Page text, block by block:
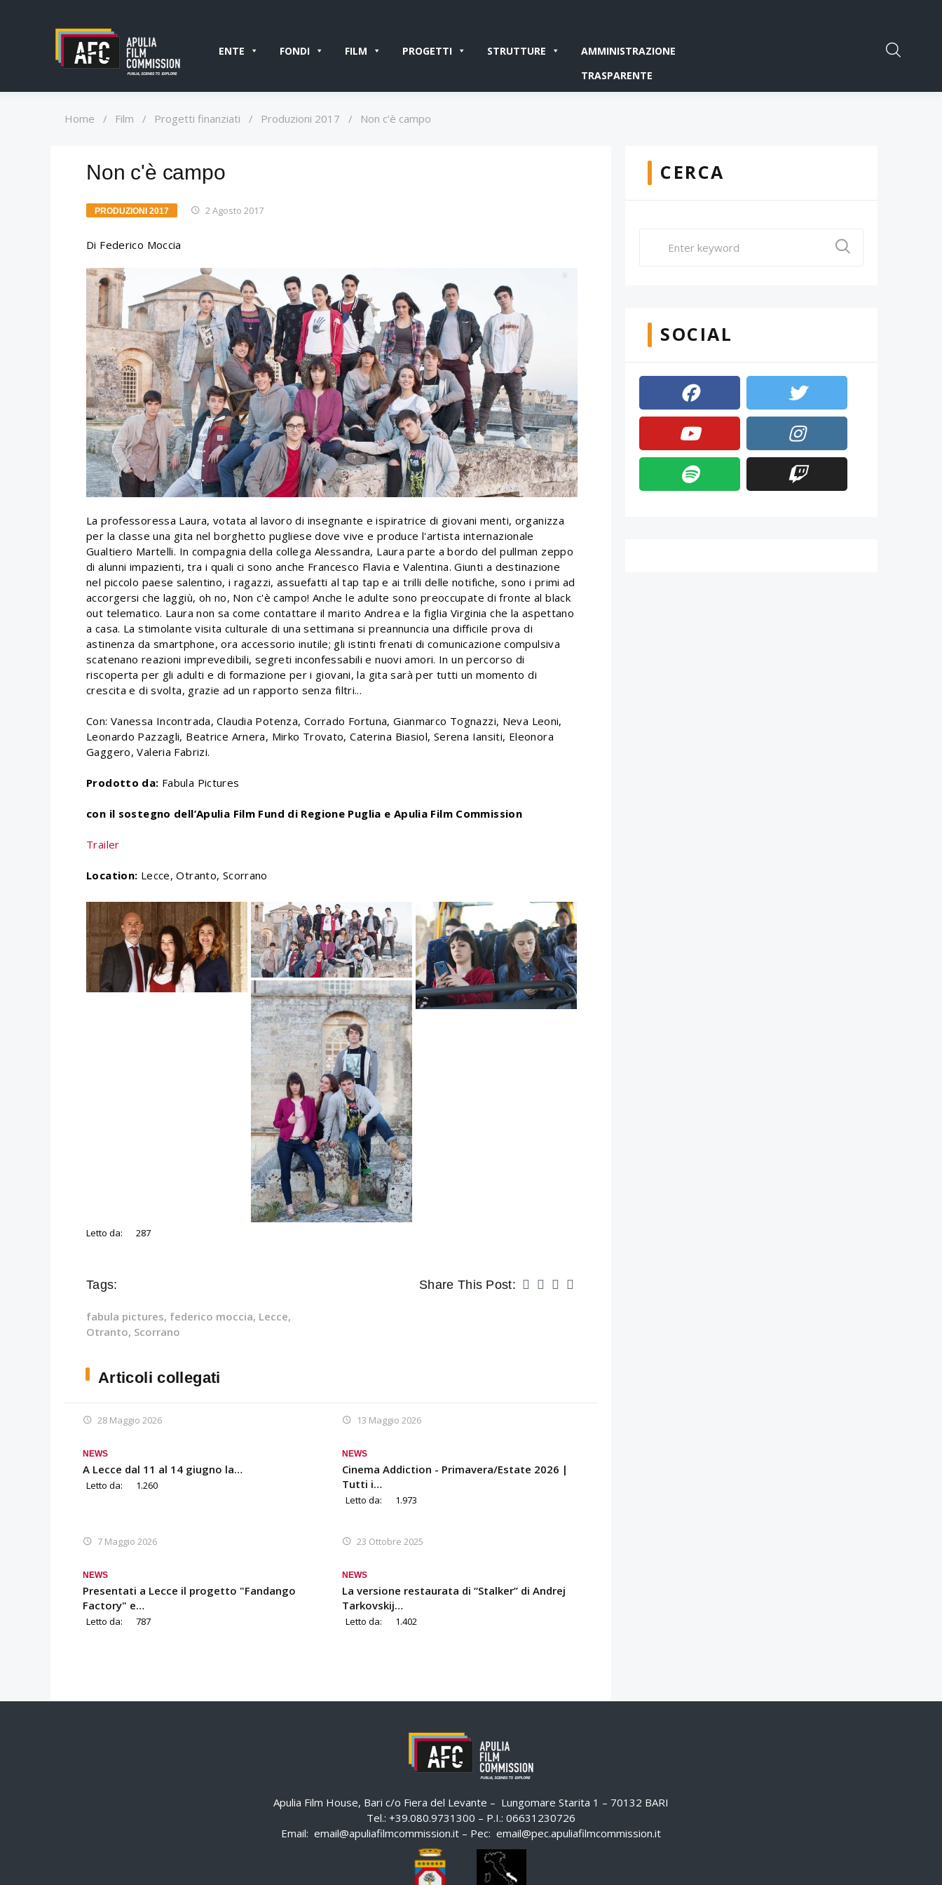
ENTE FONDI FILM PROGETTI STRUTTURE
AMMINISTRAZIONE
TRASPARENTE
Home / Film / Progetti finanziati / Produzioni 2017 / Non c’è campo
Non c'è campo
PRODUZIONI 2017 2 Agosto 2017
Di Federico Moccia
La professoressa Laura, votata al lavoro di insegnante e ispiratrice di giovani menti, organizza
per la classe una gita nel borghetto pugliese dove vive e produce l'artista internazionale
Gualtiero Martelli. In compagnia della collega Alessandra, Laura parte a bordo del pullman zeppo
di alunni impazienti, tra i quali ci sono anche Francesco Flavia e Valentina. Giunti a destinazione
nel piccolo paese salentino, i ragazzi, assuefatti al tap tap e ai trilli delle notifiche, sono i primi ad
accorgersi che laggiù, oh no, Non c'è campo! Anche le adulte sono preoccupate di fronte al black
out telematico. Laura non sa come contattare il marito Andrea e la figlia Virginia che la aspettano
a casa. La stimolante visita culturale di una settimana si preannuncia una difficile prova di
astinenza da smartphone, ora accessorio inutile; gli istinti frenati di comunicazione compulsiva
scatenano reazioni imprevedibili, segreti inconfessabili e nuovi amori. In un percorso di
riscoperta per gli adulti e di formazione per i giovani, la gita sarà per tutti un momento di
crescita e di svolta, grazie ad un rapporto senza filtri...
Con: Vanessa Incontrada, Claudia Potenza, Corrado Fortuna, Gianmarco Tognazzi, Neva Leoni,
Leonardo Pazzagli, Beatrice Arnera, Mirko Trovato, Caterina Biasiol, Serena Iansiti, Eleonora
Gaggero, Valeria Fabrizi.
Prodotto da: Fabula Pictures
con il sostegno dell’Apulia Film Fund di Regione Puglia e Apulia Film Commission
Trailer
Location: Lecce, Otranto, Scorrano
Letto da: 287
Tags:
fabula pictures, federico moccia, Lecce,
Otranto, Scorrano
Share This Post:
Articoli collegati
28 Maggio 2026
NEWS
A Lecce dal 11 al 14 giugno la…
Letto da: 1.260
13 Maggio 2026
NEWS
Cinema Addiction - Primavera/Estate 2026 |
Tutti i…
Letto da: 1.973
7 Maggio 2026
NEWS
Presentati a Lecce il progetto "Fandango
Factory" e…
Letto da: 787
23 Ottobre 2025
NEWS
La versione restaurata di “Stalker” di Andrej
Tarkovskij…
Letto da: 1.402
CERCA
SOCIAL
Apulia Film House, Bari c/o Fiera del Levante – Lungomare Starita 1 – 70132 BARI
Tel.: +39.080.9731300 – P.I.: 06631230726
Email: email@apuliafilmcommission.it – Pec: email@pec.apuliafilmcommission.it